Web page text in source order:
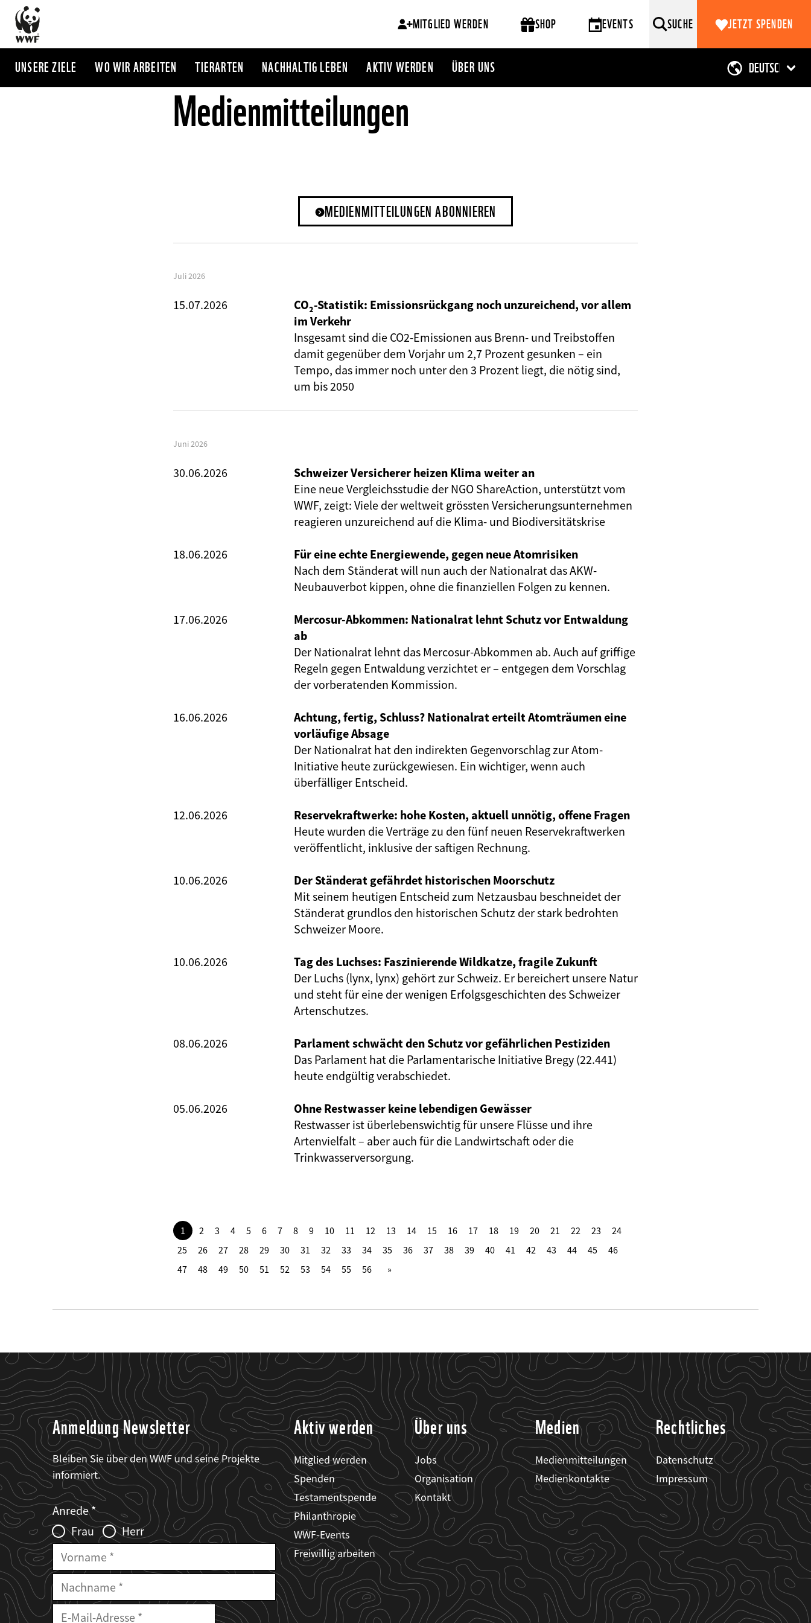
Direkt
zum
Inhalt
MITGLIED WERDEN SHOP EVENTS SUCHE JETZT SPENDEN
UNSERE ZIELE WO WIR ARBEITEN TIERARTEN NACHHALTIG LEBEN AKTIV WERDEN ÜBER UNS
Medienmitteilungen
MEDIENMITTEILUNGEN ABONNIEREN
Juli 2026
15.07.2026
CO₂-Statistik: Emissionsrückgang noch unzureichend, vor allem
im Verkehr
Insgesamt sind die CO2-Emissionen aus Brenn- und Treibstoffen
damit gegenüber dem Vorjahr um 2,7 Prozent gesunken – ein
Tempo, das immer noch unter den 3 Prozent liegt, die nötig sind,
um bis 2050
Juni 2026
30.06.2026
Schweizer Versicherer heizen Klima weiter an
Eine neue Vergleichsstudie der NGO ShareAction, unterstützt vom
WWF, zeigt: Viele der weltweit grössten Versicherungsunternehmen
reagieren unzureichend auf die Klima- und Biodiversitätskrise
18.06.2026
Für eine echte Energiewende, gegen neue Atomrisiken
Nach dem Ständerat will nun auch der Nationalrat das AKW-
Neubauverbot kippen, ohne die finanziellen Folgen zu kennen.
17.06.2026
Mercosur-Abkommen: Nationalrat lehnt Schutz vor Entwaldung
ab
Der Nationalrat lehnt das Mercosur-Abkommen ab. Auch auf griffige
Regeln gegen Entwaldung verzichtet er – entgegen dem Vorschlag
der vorberatenden Kommission.
16.06.2026
Achtung, fertig, Schluss? Nationalrat erteilt Atomträumen eine
vorläufige Absage
Der Nationalrat hat den indirekten Gegenvorschlag zur Atom-
Initiative heute zurückgewiesen. Ein wichtiger, wenn auch
überfälliger Entscheid.
12.06.2026
Reservekraftwerke: hohe Kosten, aktuell unnötig, offene Fragen
Heute wurden die Verträge zu den fünf neuen Reservekraftwerken
veröffentlicht, inklusive der saftigen Rechnung.
10.06.2026
Der Ständerat gefährdet historischen Moorschutz
Mit seinem heutigen Entscheid zum Netzausbau beschneidet der
Ständerat grundlos den historischen Schutz der stark bedrohten
Schweizer Moore.
10.06.2026
Tag des Luchses: Faszinierende Wildkatze, fragile Zukunft
Der Luchs (lynx, lynx) gehört zur Schweiz. Er bereichert unsere Natur
und steht für eine der wenigen Erfolgsgeschichten des Schweizer
Artenschutzes.
08.06.2026
Parlament schwächt den Schutz vor gefährlichen Pestiziden
Das Parlament hat die Parlamentarische Initiative Bregy (22.441)
heute endgültig verabschiedet.
05.06.2026
Ohne Restwasser keine lebendigen Gewässer
Restwasser ist überlebenswichtig für unsere Flüsse und ihre
Artenvielfalt – aber auch für die Landwirtschaft oder die
Trinkwasserversorgung.
1 2 3 4 5 6 7 8 9 10 11 12 13 14 15 16 17 18 19 20 21 22 23
24
25
26 27 28 29 30 31 32 33 34 35 36 37 38 39 40 41 42 43 44 45
46
47
48 49 50 51 52 53 54 55 56
Anmeldung Newsletter
Bleiben Sie über den WWF und seine Projekte
informiert.
Web2Case
Infofelder
Fieldset
anrede_name
Anrede
Frau
Herr
Vorname
Nachname
E-
Mailadresse
Aktiv werden
Mitglied werden
Spenden
Testamentspende
Philanthropie
WWF-Events
Freiwillig arbeiten
Über uns
Jobs
Organisation
Kontakt
Medien
Medienmitteilungen
Medienkontakte
Rechtliches
Datenschutz
Impressum